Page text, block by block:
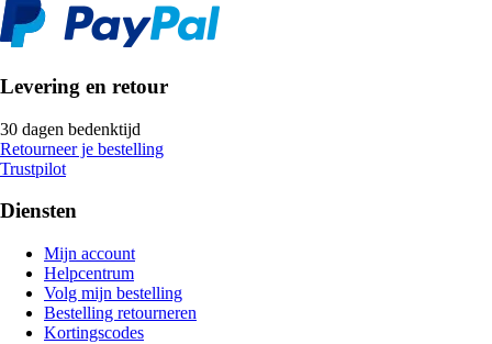
Levering en retour
30 dagen bedenktijd
Retourneer je bestelling
Trustpilot
Diensten
Mijn account
Helpcentrum
Volg mijn bestelling
Bestelling retourneren
Kortingscodes